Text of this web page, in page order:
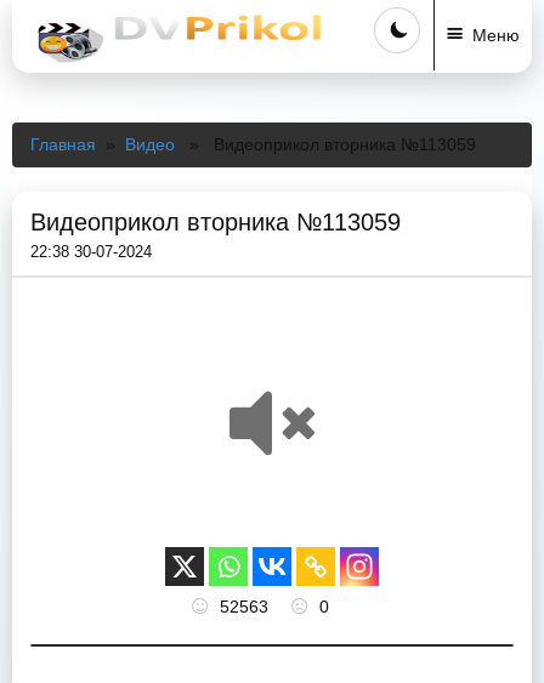
Меню
Главная » Видео » Видеоприкол вторника №113059
Видеоприкол вторника №113059
22:38 30-07-2024
52563 0